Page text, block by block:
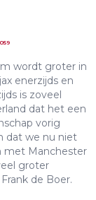
wordt groter in
enerzijds en
is zoveel
dat het een
vorig
dat we nu niet
met Manchester
groter
de Boer.